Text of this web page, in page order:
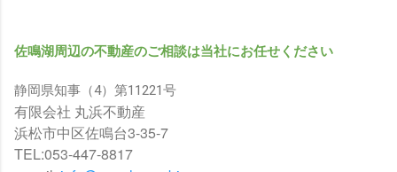
佐鳴湖周辺の不動産のご相談は当社にお任せください
静岡県知事（4）第11221号
有限会社 丸浜不動産
浜松市中区佐鳴台3-35-7
TEL:053-447-8817